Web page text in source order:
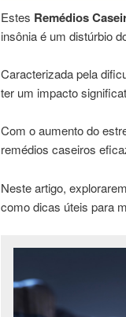
Estes Remédios
insônia é um distúrbio
Caracterizada pela
ter um impacto
Com o aumento do
remédios caseiros
Neste artigo,
como dicas úteis para